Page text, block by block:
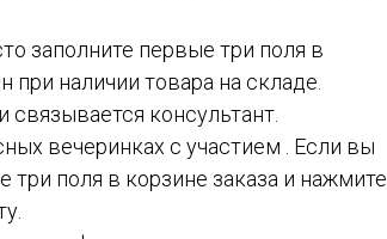
заполните первые три поля в
при наличии товара на складе.
консультант.
вечеринках с участием . Если вы
три поля в корзине заказа и нажмите